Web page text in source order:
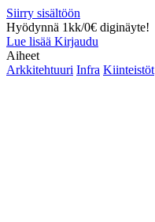
Siirry sisältöön
Hyödynnä 1kk/0€ diginäyte!
Lue lisää Kirjaudu
Aiheet
Arkkitehtuuri Infra Kiinteistöt